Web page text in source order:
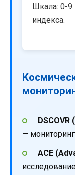
Шкала: 0-
индекса.
—
ACE